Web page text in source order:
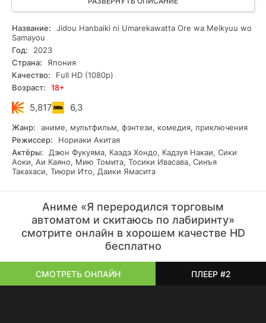
коридорам и комнатам в поисках своего места и цели в
этой новой жизни. С помощью своих «торговых»
возможностей он помогает путешественникам и
исследователям, предлагая им не только закуски и
напитки, но и нужные товары для выживания, обретая по
дороге друзей и попадая в курьёзные ситуации. Это
уникальное аниме полно юмора, тепла и неожиданных
поворотов, привлекая зрителя оригинальностью
концепции и миром, где даже торговый автомат может
стать героем.
Название:
Jidou Hanbaiki ni Umarekawatta Ore wa Meikyuu wo
Samayou
Год:
2023
Страна:
Япония
Качество:
Full HD (1080p)
Возраст:
18+
5,817 6,3
Жанр:
аниме, мультфильм, фэнтези, комедия, приключения
Режиссер:
Нориаки Акитая
Актёры:
Дзюн Фукуяма, Каэдэ Хондо, Кадзуя Накаи, Сики
Аоки, Аи Каяно, Мию Томита, Тосики Ивасава, Синъя
Такахаси, Тиюри Ито, Даики Ямасита
Аниме «Я переродился торговым
автоматом и скитаюсь по лабиринту»
смотрите онлайн в хорошем качестве HD
бесплатно
СМОТРЕТЬ ОНЛАЙН ПЛЕЕР #2